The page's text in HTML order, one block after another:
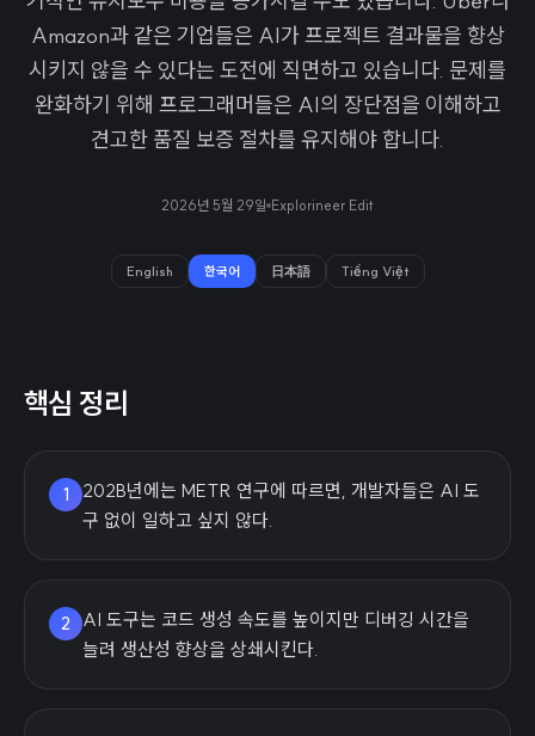
Amazon과 같은 기업들은 AI가 프로젝트 결과물을 향상
시키지 않을 수 있다는 도전에 직면하고 있습니다. 문제를
완화하기 위해 프로그래머들은 AI의 장단점을 이해하고
견고한 품질 보증 절차를 유지해야 합니다.
2026년 5월 29일 Explorineer Edit
English 한국어 日本語 Tiếng Việt
핵심 정리
1
202B년에는 METR 연구에 따르면, 개발자들은 AI 도
구 없이 일하고 싶지 않다.
2
AI 도구는 코드 생성 속도를 높이지만 디버깅 시간을
늘려 생산성 향상을 상쇄시킨다.